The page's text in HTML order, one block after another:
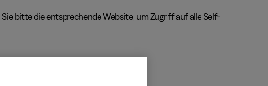
bitte die entsprechende Website, um Zugriff auf alle Self-